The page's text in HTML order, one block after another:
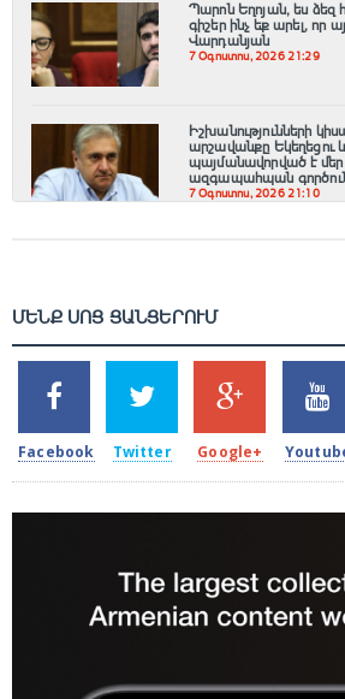
Պարոն Եղոյան, ես ձեզ
գիշեր ինչ եք արել, որ
Վարդանյան
7 Օգոստոս, 2026 21:29
Իշխանությունների
արշավանքը Եկեղեցու
պայմանավորված է մեր
ազգապահպան
7 Օգոստոս, 2026 21:10
ՄԵՆՔ ՍՈՑ ՑԱՆՑԵՐՈՒՄ
2k
SHARES
Facebook
1.5k
TWEETS
Twitter
203
SHARES
Google+
620
SHARES